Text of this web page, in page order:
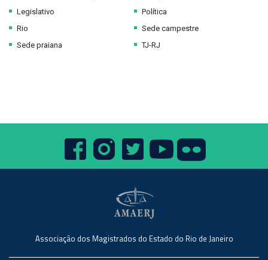
Legislativo
Rio
Sede praiana
Política
Sede campestre
TJ-RJ
Associação dos Magistrados do Estado do Rio de Janeiro